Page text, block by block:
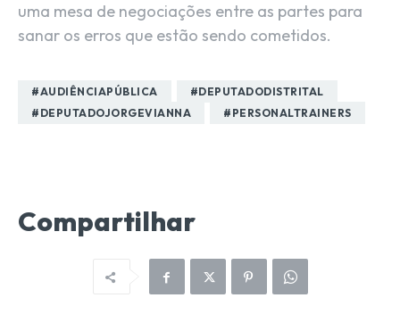
uma mesa de negociações entre as partes para
sanar os erros que estão sendo cometidos.
#AUDIÊNCIAPÚBLICA
#DEPUTADODISTRITAL
#DEPUTADOJORGEVIANNA
#PERSONALTRAINERS
Compartilhar